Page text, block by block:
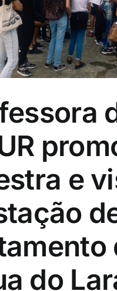
e
do